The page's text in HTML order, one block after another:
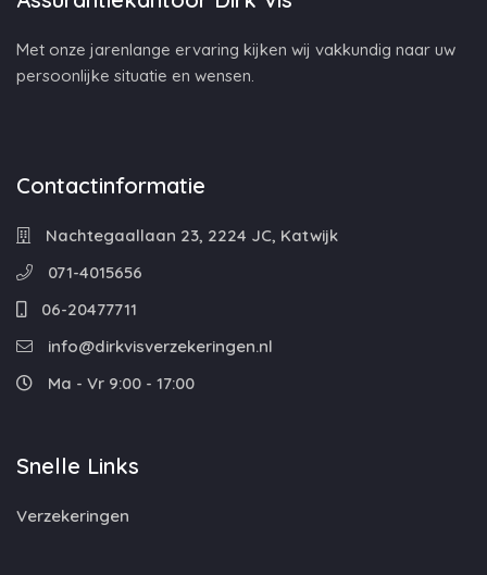
Met onze jarenlange ervaring kijken wij vakkundig naar uw
persoonlijke situatie en wensen.
Contactinformatie
Nachtegaallaan 23, 2224 JC, Katwijk
071-4015656
06-20477711
info@dirkvisverzekeringen.nl
Ma - Vr 9:00 - 17:00
Snelle Links
Verzekeringen